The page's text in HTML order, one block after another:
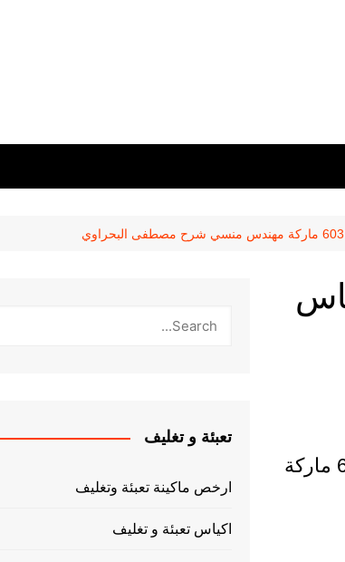
أكياس
تجربة علي ماكينة فاكيوم 2 غرفة لتغليف أكياس الزيتون بالفاكيوم موديل 603 ماركة
تعبئة و تغليف
ارخص ماكينة تعبئة وتغليف
اكياس تعبئة و تغليف